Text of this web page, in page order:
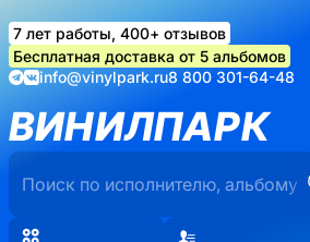
7 лет работы, 400+ отзывов
Бесплатная доставка от 5 альбомов
info@vinylpark.ru8 800 301-64-48
ВИНИЛПАРК